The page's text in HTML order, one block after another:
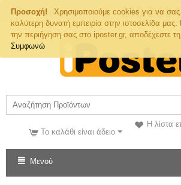
Προσοχή!
Χρησιμοποιούμε cookies για να
καλύτερη δυνατή εμπειρία στην ιστοσελίδα
την περιήγηση σας στο iposter.gr, αποδέχεστε
Συμφωνώ
Τηλ. Παραγγελιών
Η λίστα
Το καλάθι είναι άδειο
Μενού